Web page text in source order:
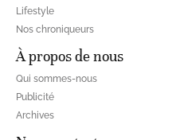
Lifestyle
Nos chroniqueurs
À propos de nous
Qui sommes-nous
Publicité
Archives